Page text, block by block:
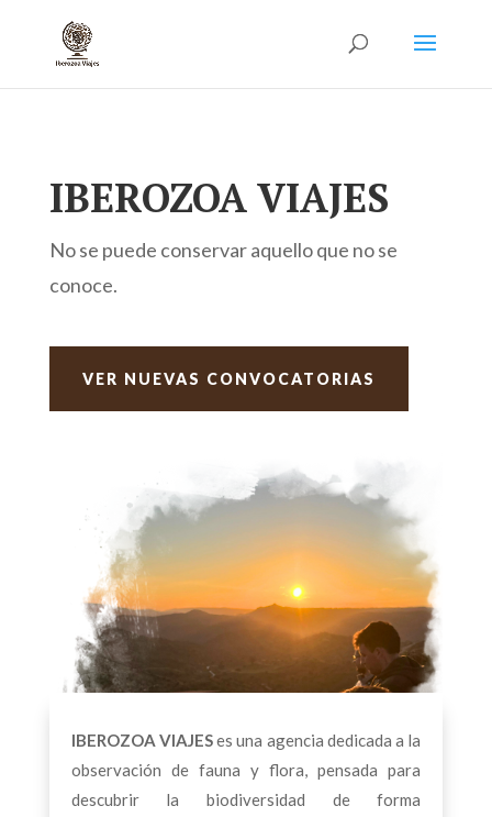
IBEROZOA VIAJES
No se puede conservar aquello que no se
conoce.
VER NUEVAS CONVOCATORIAS
IBEROZOA VIAJESes una agencia dedicada a la
observación de fauna y flora, pensada para
descubrir la biodiversidad de forma